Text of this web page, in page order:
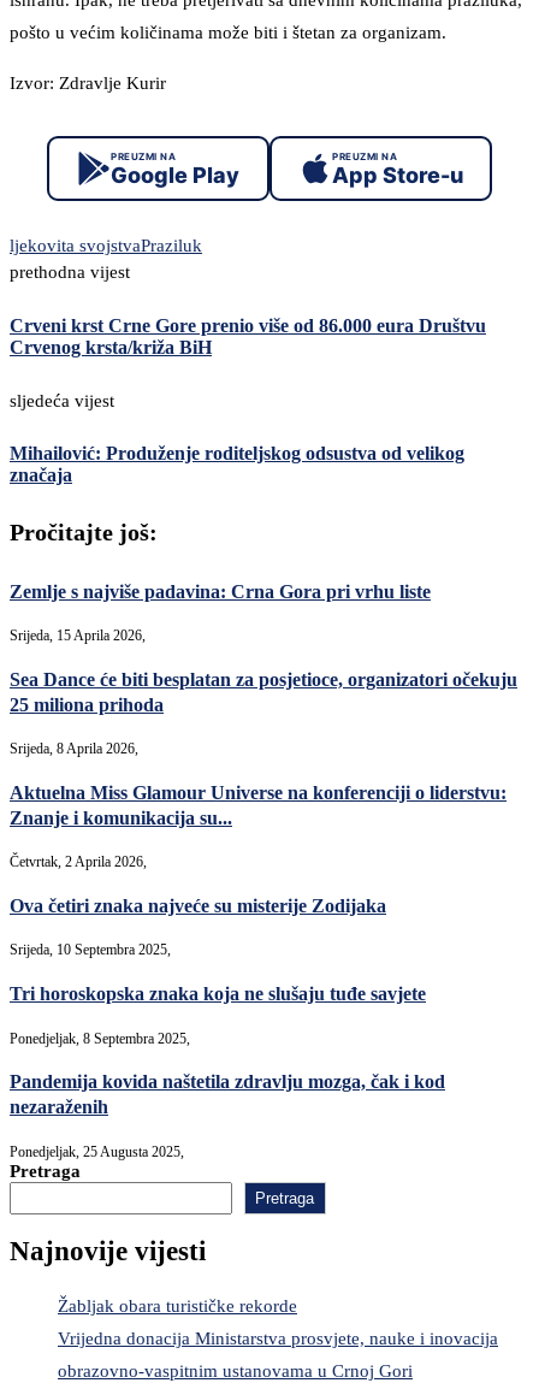
pošto u većim količinama može biti i štetan za organizam.
Izvor: Zdravlje Kurir
PREUZMI NA
Google Play
PREUZMI NA
App Store-u
ljekovita svojstvaPraziluk
prethodna vijest
Crveni krst Crne Gore prenio više od 86.000 eura Društvu
Crvenog krsta/križa BiH
sljedeća vijest
Mihailović: Produženje roditeljskog odsustva od velikog
značaja
Pročitajte još:
Zemlje s najviše padavina: Crna Gora pri vrhu liste
Srijeda, 15 Aprila 2026,
Sea Dance će biti besplatan za posjetioce, organizatori očekuju
25 miliona prihoda
Srijeda, 8 Aprila 2026,
Aktuelna Miss Glamour Universe na konferenciji o liderstvu:
Znanje i komunikacija su...
Četvrtak, 2 Aprila 2026,
Ova četiri znaka najveće su misterije Zodijaka
Srijeda, 10 Septembra 2025,
Tri horoskopska znaka koja ne slušaju tuđe savjete
Ponedjeljak, 8 Septembra 2025,
Pandemija kovida naštetila zdravlju mozga, čak i kod
nezaraženih
Ponedjeljak, 25 Augusta 2025,
Pretraga
Pretraga
Najnovije vijesti
Žabljak obara turističke rekorde
Vrijedna donacija Ministarstva prosvjete, nauke i inovacija
obrazovno-vaspitnim ustanovama u Crnoj Gori